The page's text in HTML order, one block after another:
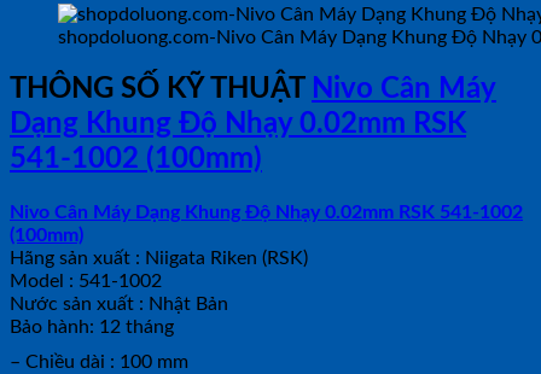
shopdoluong.com-Nivo Cân Máy Dạng Khung Độ Nhạy
THÔNG SỐ KỸ THUẬT
Nivo Cân Máy
Dạng Khung Độ Nhạy 0.02mm RSK
541-1002 (100mm)
Nivo Cân Máy Dạng Khung Độ Nhạy 0.02mm RSK 541-1002
(100mm)
Hãng sản xuất : Niigata Riken (RSK)
Model : 541-1002
Nước sản xuất : Nhật Bản
Bảo hành: 12 tháng
– Chiều dài : 100 mm